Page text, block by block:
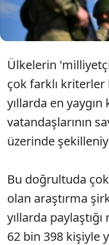
çekti.
Ülkelerin
çok farklı
yıllarda en
vatandaşlarının
üzerinde
Bu doğrultuda
olan araştırma
yıllarda
62 bin 398 kişiyle